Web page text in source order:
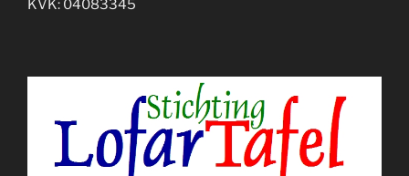
KVK: 04083345